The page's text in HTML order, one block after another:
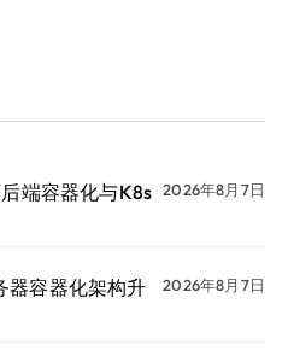
端容器化与K8s 2026年8月7日
器容器化架构升
2026年8月7日